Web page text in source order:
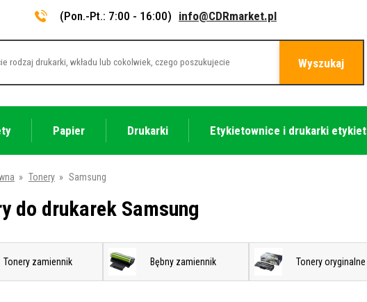
(Pon.-Pt.: 7:00 - 16:00) info@CDRmarket.pl
Wyszukaj
Papier Drukarki Etykietownice i drukarki etykiet
» Tonery » Samsung
do drukarek Samsung
Tonery zamiennik Bębny zamiennik Tonery oryginalne